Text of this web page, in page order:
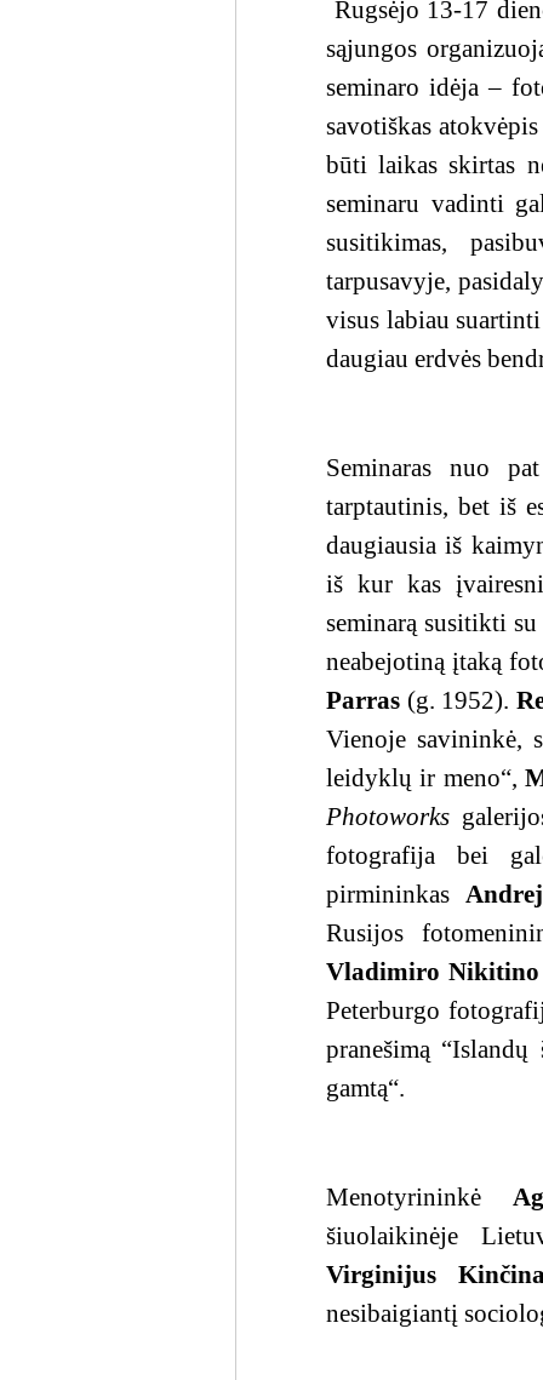
Rugsėjo 13-17
sąjungos
seminaro idėja–
savotiškas
būti laikas skirtas
seminaru vadinti
susitikimas,
tarpusavyje,
visus labiau
daugiau erdvės
Seminaras nuo
tarptautinis, bet iš
daugiausia iš
iš kur kas
seminarą susitikti
neabejotiną įtaką
Parras (g. 1952).
Vienoje savininkė,
leidyklų ir meno“,
Photoworks
fotografija bei
pirmininkas
Rusijos
Vladimiro Nikitino
Peterburgo
pranešimą
gamtą“.
Menotyrininkė
šiuolaikinėje
Virginijus
nesibaigiantį